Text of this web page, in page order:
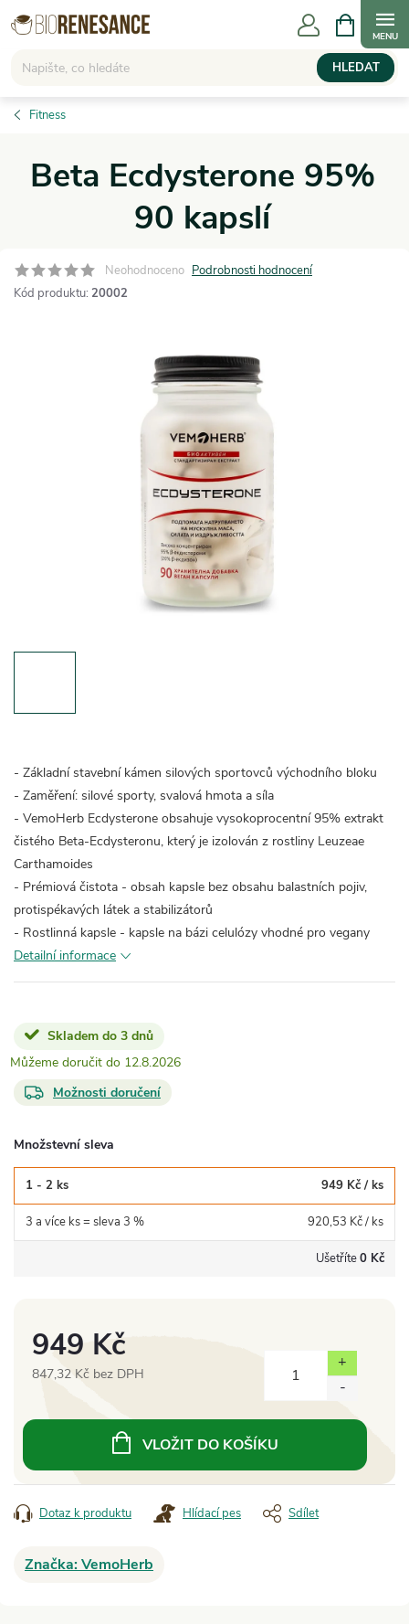
Přejít
na
HLEDAT
NÁKUPNÍ
KOŠÍK
Fitness
Beta Ecdysterone 95%
90 kapslí
Neohodnoceno Podrobnosti hodnocení
Kód produktu: 20002
- Základní stavební kámen silových sportovců východního bloku
- Zaměření: silové sporty, svalová hmota a síla
- VemoHerb Ecdysterone obsahuje vysokoprocentní 95% extrakt
čistého Beta-Ecdysteronu, který je izolován z rostliny Leuzeae
Carthamoides
- Prémiová čistota - obsah kapsle bez obsahu balastních pojiv,
protispékavých látek a stabilizátorů
- Rostlinná kapsle - kapsle na bázi celulózy vhodné pro vegany
Detailní informace
Skladem do 3 dnů
12.8.2026
Možnosti doručení
Množstevní sleva
1 - 2 ks 949 Kč / ks
3 a více ks = sleva 3 % 920,53 Kč/ ks
Ušetříte0 Kč
949 Kč
847,32 Kč bez DPH
cena:
VLOŽIT DO KOŠÍKU
Dotaz k produktu Hlídací pes Sdílet
Značka:VemoHerb